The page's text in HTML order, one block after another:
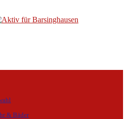
& Bäder